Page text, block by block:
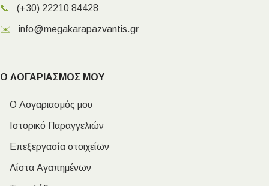
📞 (+30) 22210 84428
✉️ info@megakarapazvantis.gr
Ο ΛΟΓΑΡΙΑΣΜΟΣ ΜΟΥ
Ο Λογαριασμός μου
Ιστορικό Παραγγελιών
Επεξεργασία στοιχείων
Λίστα Αγαπημένων